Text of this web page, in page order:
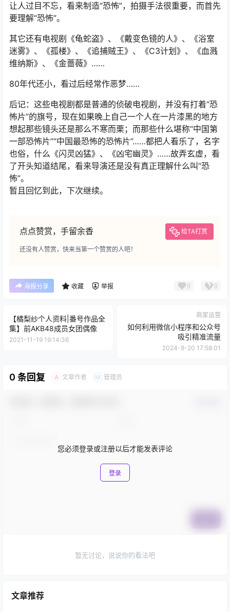
让人过目不忘，看来制造“恐怖”，拍摄手法很重要，而首先
要理解“恐怖”。
其它还有电视剧《龟蛇盗》、《戴变色镜的人》、《浴室
迷雾》、《孤楼》、《追捕贼王》、《C3计划》、《血溅
维纳斯》、《金蔷薇》……
80年代还小，看过后经常作恶梦……
后记：这些电视剧都是普通的侦破电视剧，并没有打着“恐
怖片”的旗号，现在如果晚上自己一个人在一片漆黑的地方
想起那些镜头还是那么不寒而栗；而那些什么堪称“中国第
一部恐怖片”“中国最恐怖的恐怖片”……都把人看乐了，名字
也俗，什么《闪灵凶猛》、《凶宅幽灵》……故弄玄虚，看
了开头知道结尾，看来导演还是没有真正理解什么叫“恐
怖”。
暂且回忆到此，下次继续。
点点赞赏，手留余香 给TA打赏
还没有人赞赏，快来当第一个赞赏的人吧！
海报分享 收藏 举报 0 0
【橘梨纱个人资料|番号作品全
集】前AKB48成员女团偶像
2021-11-19 19:14:36
商家运营
如何利用微信小程序和公众号
吸引精准流量
2024-8-20 17:58:01
0 条回复 A 文章作者 M 管理员
您必须登录或注册以后才能发表评论
登录
暂无讨论，说说你的看法吧
文章推荐